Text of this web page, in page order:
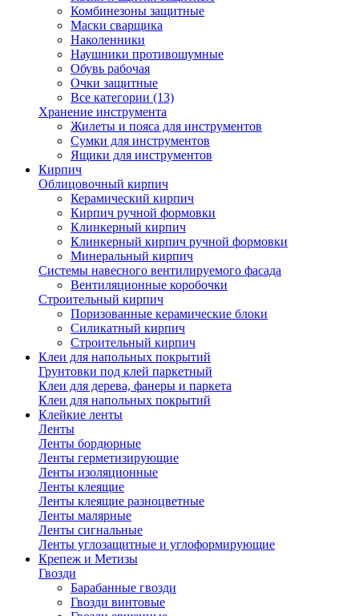
Комбинезоны защитные
Маски сварщика
Наколенники
Наушники противошумные
Обувь рабочая
Очки защитные
Все категории (13)
Хранение инструмента
Жилеты и пояса для инструментов
Сумки для инструментов
Ящики для инструментов
Кирпич
Облицовочный кирпич
Керамический кирпич
Кирпич ручной формовки
Клинкерный кирпич
Клинкерный кирпич ручной формовки
Минеральный кирпич
Системы навесного вентилируемого фасада
Вентиляционные коробочки
Строительный кирпич
Поризованные керамические блоки
Силикатный кирпич
Строительный кирпич
Клеи для напольных покрытий
Грунтовки под клей паркетный
Клеи для дерева, фанеры и паркета
Клеи для напольных покрытий
Клейкие ленты
Ленты
Ленты бордюрные
Ленты герметизирующие
Ленты изоляционные
Ленты клеящие
Ленты клеящие разноцветные
Ленты малярные
Ленты сигнальные
Ленты углозащитные и углоформирующие
Крепеж и Метизы
Гвозди
Барабанные гвозди
Гвозди винтовые